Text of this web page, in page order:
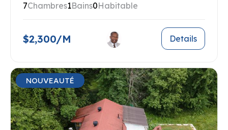
7Chambres1Bains0Habitable
$2,300/M Details
NOUVEAUTÉ